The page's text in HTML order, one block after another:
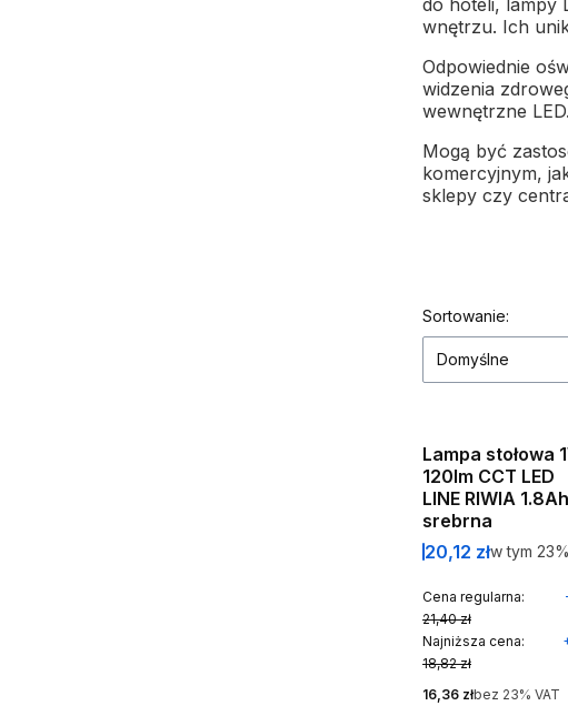
do hoteli, lampy
wnętrzu. Ich
Odpowiednie
widzenia
wewnętrzne LED.
Mogą być
komercyjnym,
sklepy czy
Lista
Sortowanie:
Domyślne
Okazja
Bestseller
Lampa stołowa
120lm CCT LED
LINE RIWIA 1.8Ah
srebrna
Cena
20,12 złw tym %s
w tym 23%
Cena regularna:
21,40 zł
Najniższa cena:
18,82 zł
Cena netto
16,36 złbez 23% VAT